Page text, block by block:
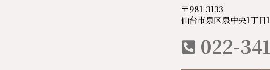
〒981-3133
仙台市泉区泉中央1丁
022-